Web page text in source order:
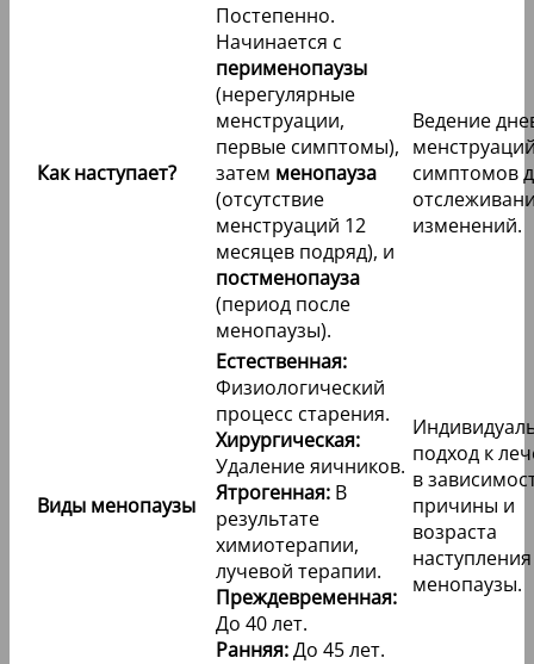
Как наступает?
Постепенно.
Начинается с
перименопаузы
(нерегулярные
менструации,
первые симптомы),
затем менопауза
(отсутствие
менструаций 12
месяцев подряд), и
постменопауза
(период после
менопаузы).
Ведение
симптомов
изменений.
Виды менопаузы
Естественная:
Физиологический
процесс старения.
Хирургическая:
Удаление яичников.
Ятрогенная: В
результате
химиотерапии,
лучевой терапии.
Преждевременная:
До 40 лет.
Ранняя:До 45 лет.
подход к
в
причины и
возраста
наступления
менопаузы.